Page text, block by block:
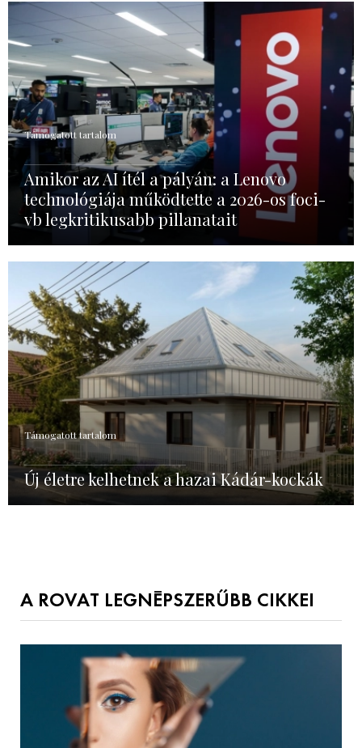
Támogatott tartalom
Amikor az AI ítél a pályán: a Lenovo
technológiája működtette a 2026-os foci-
vb legkritikusabb pillanatait
Támogatott tartalom
Új életre kelhetnek a hazai Kádár-kockák
A ROVAT LEGNÉPSZERŰBB CIKKEI